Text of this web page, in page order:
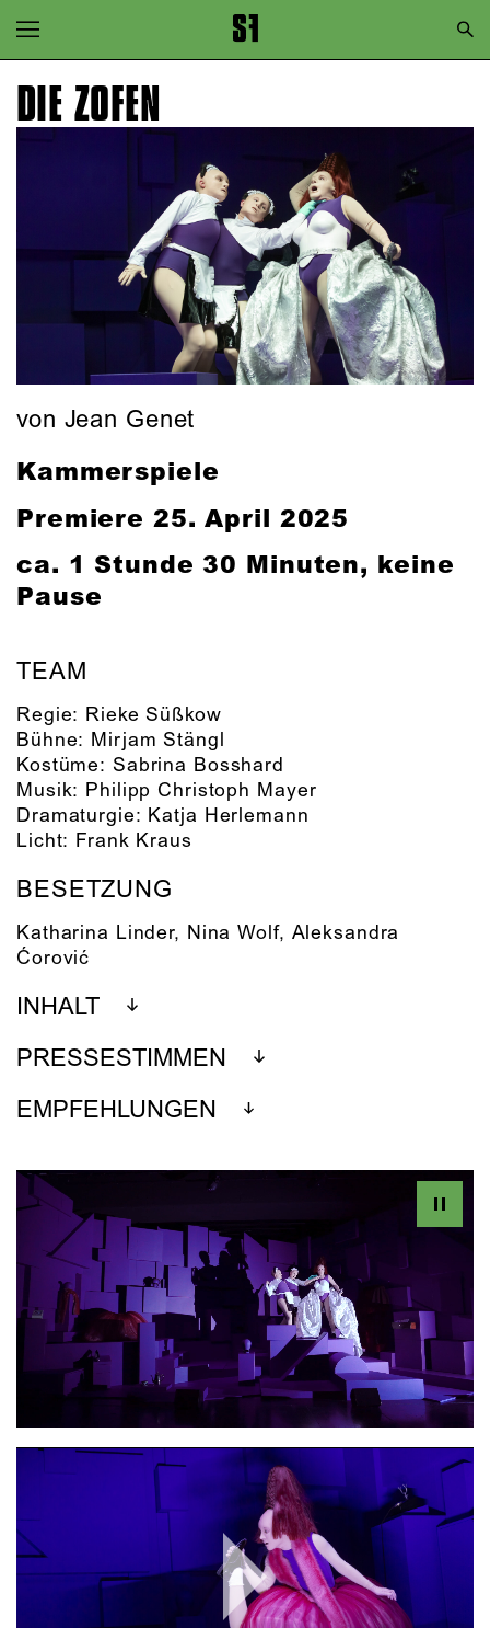
Zur Hauptnavigation springen
Zum Hauptinhalt springen
Zum Footer springen
DIE ZOFEN
von Jean Genet
Kammerspiele
Premiere 25. April 2025
ca. 1 Stunde 30 Minuten, keine
Pause
TEAM
Regie: Rieke Süßkow
Bühne: Mirjam Stängl
Kostüme: Sabrina Bosshard
Musik: Philipp Christoph Mayer
Dramaturgie: Katja Herlemann
Licht: Frank Kraus
BESETZUNG
Katharina Linder, Nina Wolf, Aleksandra
Ćorović
INHALT
PRESSESTIMMEN
EMPFEHLUNGEN
Play